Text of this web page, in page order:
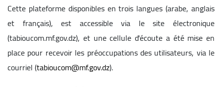
Cette plateforme disponibles en trois langues (arabe, anglais
et français), est accessible via le site électronique
(tabioucom.mf.gov.dz), et une cellule d'écoute a été mise en
place pour recevoir les préoccupations des utilisateurs, via le
courriel (tabioucom@mf.gov.dz).